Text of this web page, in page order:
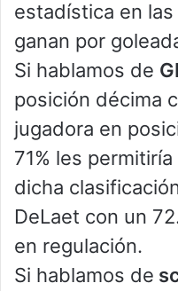
estadística en
ganan por
Si hablamos de
posición décima
jugadora en
71% les
dicha
DeLaet con un
en regulación.
Si hablamos de